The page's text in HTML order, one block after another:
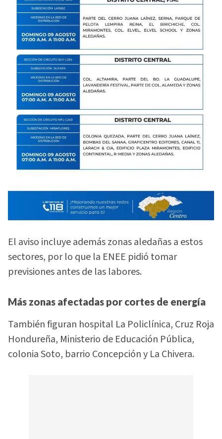
El aviso incluye además zonas aledañas a estos
sectores, por lo que la ENEE pidió tomar
previsiones antes de las labores.
Más zonas afectadas por cortes de energía
También figuran hospital La Policlínica, Cruz Roja
Hondureña, Ministerio de Educación Pública,
colonia Soto, barrio Concepción y La Chivera.